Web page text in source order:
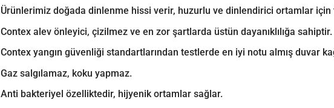
Ürünlerimiz doğada dinlenme hissi verir, huzurlu ve dinlendirici ortamlar için
Contex alev önleyici, çizilmez ve en zor şartlarda üstün dayanıklılığa sahiptir.
Contex yangın güvenliği standartlarından testlerde en iyi notu almış duvar
Gaz salgılamaz, koku yapmaz.
Anti bakteriyel özelliktedir, hijyenik ortamlar sağlar.